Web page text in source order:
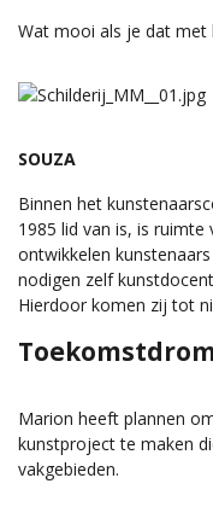
Wat mooi als je dat met
SOUZA
Binnen het
1985 lid van is, is
ontwikkelen
nodigen zelf
Hierdoor komen zij tot
Marion heeft plannen
kunstproject te maken
vakgebieden.